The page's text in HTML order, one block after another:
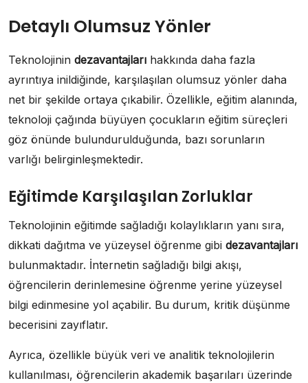
Detaylı Olumsuz Yönler
Teknolojinin dezavantajları hakkında daha fazla
ayrıntıya inildiğinde, karşılaşılan olumsuz yönler daha
net bir şekilde ortaya çıkabilir. Özellikle, eğitim alanında,
teknoloji çağında büyüyen çocukların eğitim süreçleri
göz önünde bulundurulduğunda, bazı sorunların
varlığı belirginleşmektedir.
Eğitimde Karşılaşılan Zorluklar
Teknolojinin eğitimde sağladığı kolaylıkların yanı sıra,
dikkati dağıtma ve yüzeysel öğrenme gibi dezavantajları
bulunmaktadır. İnternetin sağladığı bilgi akışı,
öğrencilerin derinlemesine öğrenme yerine yüzeysel
bilgi edinmesine yol açabilir. Bu durum, kritik düşünme
becerisini zayıflatır.
Ayrıca, özellikle büyük veri ve analitik teknolojilerin
kullanılması, öğrencilerin akademik başarıları üzerinde